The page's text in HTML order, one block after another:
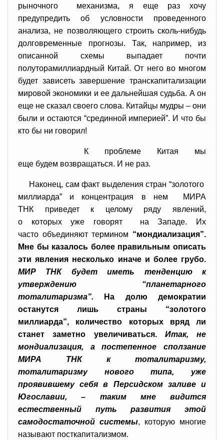
рыночного механизма, я еще раз хочу
предупредить об условности проведенного
анализа, не позволяющего строить сколь-нибудь
долговременные прогнозы. Так, например, из
описанной схемы выпадает почти
полуторамиллиардный Китай. От него во многом
будет зависеть завершение транскапитализации
мировой экономики и ее дальнейшая судьба. А он
еще не сказал своего слова. Китайцы мудры – они
были и остаются “срединной империей”. И что бы
кто бы ни говорил!
К проблеме Китая мы
еще будем возвращаться. И не раз.
Наконец, сам факт выделения стран “золотого
миллиарда” и концентрация в нем МИРА
ТНК приведет к целому ряду явлений,
о которых уже говорят на Западе. Их
часто объединяют термином “мондиализация”.
Мне бы казалось более правильным описать
эти явления несколько иначе и более грубо.
МИР ТНК будет иметь тенденцию к
утверждению “планетарного
тоталитаризма”. На долю демократии
останутся лишь страны “золотого
миллиарда”, количество которых вряд ли
станет заметно увеличиваться.
Итак, не
мондиализация, а постепенное сползание
МИРА ТНК к тоталитаризму,
тоталитаризму нового типа, уже
проявившему себя в Персидском заливе и
Югославии, – таким мне видится
естественный путь развития этой
самодостаточной системы, которую многие
называют посткапитализмом.